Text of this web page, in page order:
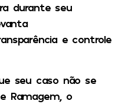
durante seu
e controle
seu caso não se
Ramagem, o